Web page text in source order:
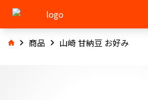
商品 山崎 甘納豆 お好み